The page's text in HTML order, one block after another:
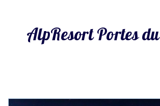
AlpResort Portes